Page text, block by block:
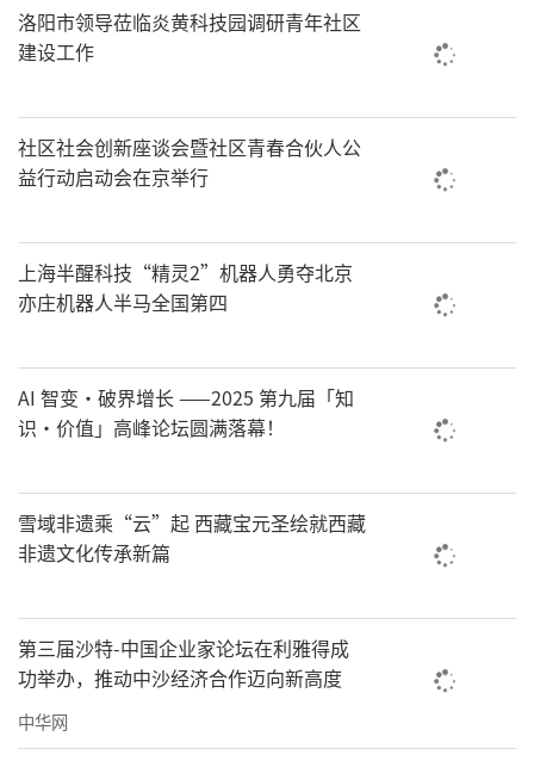
洛阳市领导莅临炎黄科技园调研青年社区
建设工作
社区社会创新座谈会暨社区青春合伙人公
益行动启动会在京举行
上海半醒科技“精灵2”机器人勇夺北京
亦庄机器人半马全国第四
AI 智变·破界增长 ——2025 第九届「知
识・价值」高峰论坛圆满落幕！
雪域非遗乘“云”起 西藏宝元圣绘就西藏
非遗文化传承新篇
第三届沙特-中国企业家论坛在利雅得成
功举办，推动中沙经济合作迈向新高度
中华网